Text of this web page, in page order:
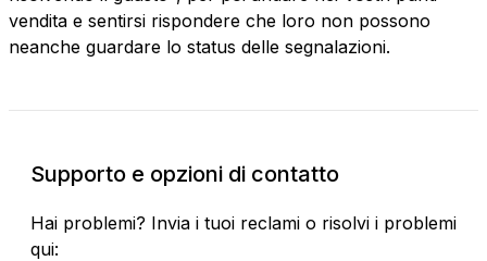
vendita e sentirsi rispondere che loro non possono
neanche guardare lo status delle segnalazioni.
Supporto e opzioni di contatto
Hai problemi? Invia i tuoi reclami o risolvi i problemi
qui: